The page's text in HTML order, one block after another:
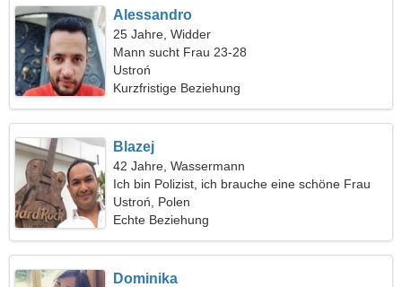
Alessandro
25 Jahre, Widder
Mann sucht Frau 23-28
Ustroń
Kurzfristige Beziehung
Blazej
42 Jahre, Wassermann
Ich bin Polizist, ich brauche eine schöne Frau
Ustroń, Polen
Echte Beziehung
Dominika